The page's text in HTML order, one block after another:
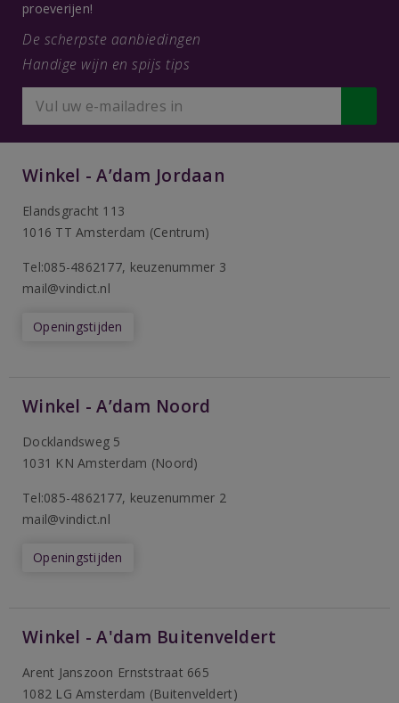
proeverijen!
De scherpste aanbiedingen
Handige wijn en spijs tips
Winkel - A’dam Jordaan
Elandsgracht 113
1016 TT Amsterdam (Centrum)
Tel:085-4862177, keuzenummer 3
mail@vindict.nl
Openingstijden
Winkel - A’dam Noord
Docklandsweg 5
1031 KN Amsterdam (Noord)
Tel:085-4862177, keuzenummer 2
mail@vindict.nl
Openingstijden
Winkel - A'dam Buitenveldert
Arent Janszoon Ernststraat 665
1082 LG Amsterdam (Buitenveldert)